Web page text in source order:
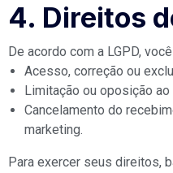
4. Direitos
De acordo com a LGPD,
Acesso, correção ou
Limitação ou oposição
Cancelamento do
marketing.
Para exercer seus direitos,